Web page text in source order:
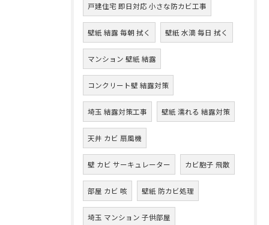
戸建住宅 即日対応 小さな防カビ工事
壁紙 結露 毎朝 拭く 壁紙 水滴 毎日 拭く
マンション 壁紙 結露
コンクリート壁 結露対策
埼玉 結露対策工事 壁紙 濡れる 結露対策
天井 カビ 扇風機
壁 カビ サーキュレーター カビ胞子 飛散
部屋 カビ 咳 壁紙 防カビ処理
埼玉 マンション 子供部屋